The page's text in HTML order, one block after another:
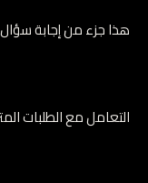
هذا جزء من إجابة
التعامل مع الطلبات